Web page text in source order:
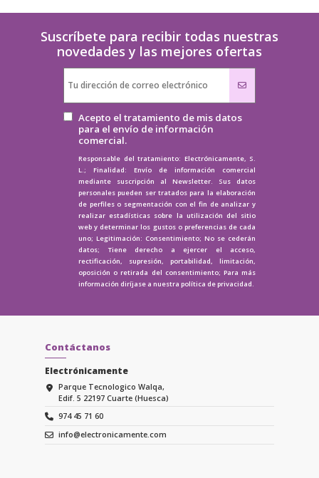
Suscríbete para recibir todas nuestras
novedades y las mejores ofertas
Acepto el tratamiento de mis datos
para el envío de información
comercial.
Responsable del tratamiento: Electrónicamente, S.
L.; Finalidad: Envío de información comercial
mediante suscripción al Newsletter. Sus datos
personales pueden ser tratados para la elaboración
de perfiles o segmentación con el fin de analizar y
realizar estadísticas sobre la utilización del sitio
web y determinar los gustos o preferencias de cada
uno; Legitimación: Consentimiento; No se cederán
datos; Tiene derecho a ejercer el acceso,
rectificación, supresión, portabilidad, limitación,
oposición o retirada del consentimiento; Para más
información diríjase a nuestra política de privacidad.
Contáctanos
Electrónicamente
Parque Tecnologico Walqa,
Edif. 5 22197 Cuarte (Huesca)
974 45 71 60
info@electronicamente.com